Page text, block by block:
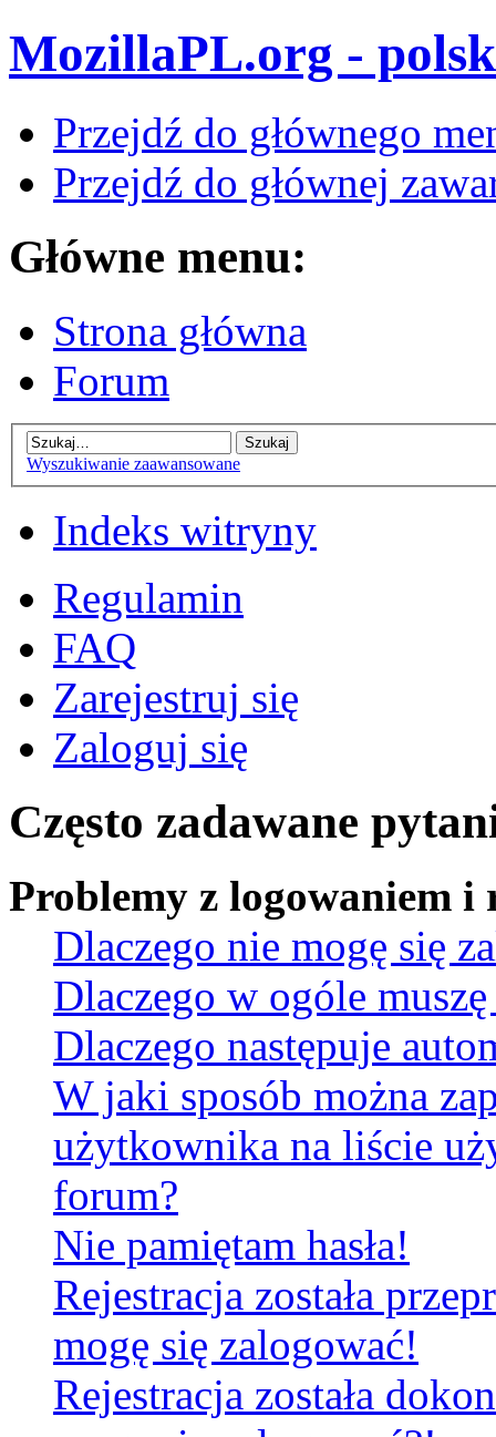
MozillaPL.org -
Przejdź do głównego
Przejdź do głównej
Główne menu:
Strona główna
Forum
Wyszukiwanie zaawansowane
Indeks witryny
Regulamin
FAQ
Zarejestruj się
Zaloguj się
Często zadawane
Problemy z logowaniem i
Dlaczego nie mogę się
Dlaczego w ogóle
Dlaczego następuje
W jaki sposób można
użytkownika na liście
forum?
Nie pamiętam hasła!
Rejestracja została
mogę się zalogować!
Rejestracja została